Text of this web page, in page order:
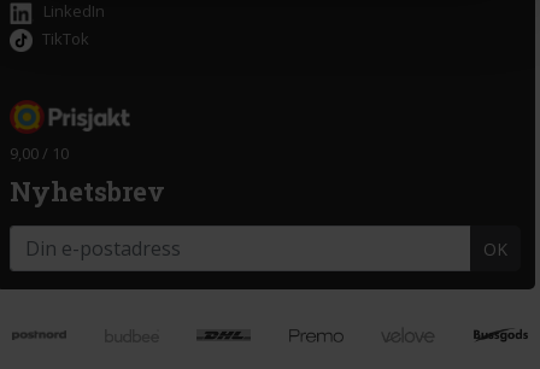
LinkedIn
TikTok
9,00 / 10
Nyhetsbrev
OK